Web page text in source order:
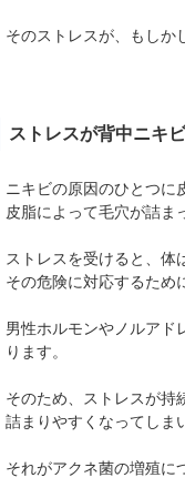
そのストレスが、もしか
ストレスが背中ニキ
ニキビの原因のひとつに
皮脂によって毛穴が詰ま
ストレスを受けると、体
その危険に対応するため
男性ホルモンやノルアド
ります。
そのため、ストレスが持
詰まりやすくなってしま
それがアクネ菌の増殖に